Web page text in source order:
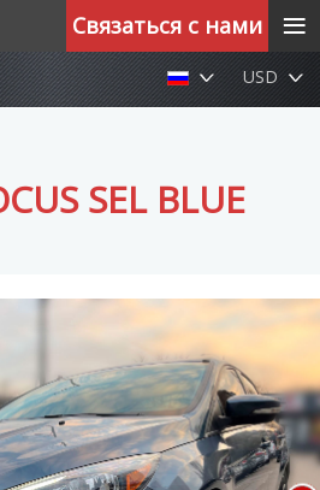
USD
SEL BLUE
Связаться с нами ≡